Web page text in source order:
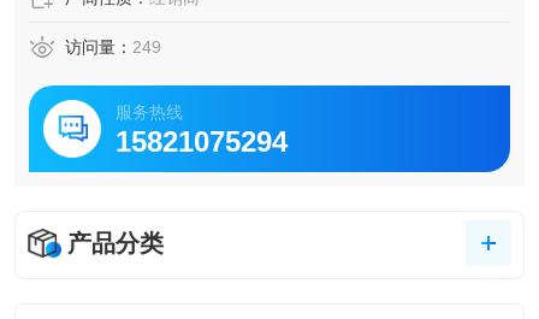
访问量： 249
服务热线
15821075294
产品分类